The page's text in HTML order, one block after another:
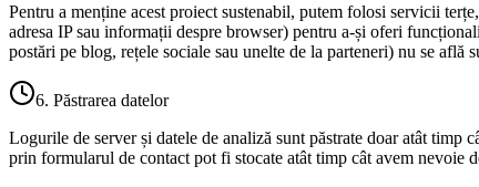
Pentru a menține acest proiect sustenabil, putem folosi servicii
adresa IP sau informații despre browser) pentru a‑și oferi
postări pe blog, rețele sociale sau unelte de la parteneri) nu se
6. Păstrarea datelor
Logurile de server și datele de analiză sunt păstrate doar atât timp
prin formularul de contact pot fi stocate atât timp cât avem nevoie